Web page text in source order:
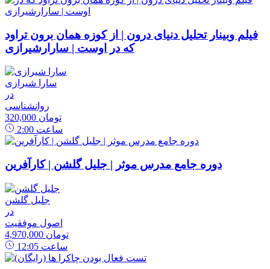
فیلم وبینار تحلیل دنیای درون | از کوزه همان برون تراود
که در اوست | سارارشیرازی
سارا شیرازی
در
روانشناسی
320,000 تومان
2:00 ساعت
دوره جامع مدرس موثر | جلیل گلشن | کارآفرین
جلیل گلشن
در
اصول موفقیت
4,970,000 تومان
12:05 ساعت